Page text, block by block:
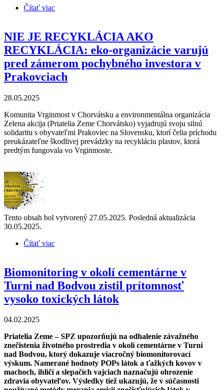
Čítať viac
NIE JE RECYKLÁCIA AKO
RECYKLÁCIA: eko-organizácie varujú
pred zámerom pochybného investora v
Prakovciach
28.05.2025
Komunita Vrginmost v Chorvátsku a environmentálna organizácia
Zelena akcija (Priatelia Zeme Chorvátsko) vyjadrujú svoju silnú
solidaritu s obyvateľmi Prakoviec na Slovensku, ktorí čelia príchodu
preukázateľne škodlivej prevádzky na recykláciu plastov, ktorá
predtým fungovala vo Vrginmoste.
Tento obsah bol vytvorený 27.05.2025. Posledná aktualizácia
30.05.2025.
Čítať viac
Biomonitoring v okolí cementárne v
Turni nad Bodvou zistil prítomnosť
vysoko toxických látok
04.02.2025
Priatelia Zeme – SPZ upozorňujú na odhalenie závažného
znečistenia životného prostredia v okolí cementárne v Turni
nad Bodvou, ktorý dokazuje viacročný biomonitorovací
výskum. Namerané hodnoty POPs látok a ťažkých kovov v
machoch, ihličí a slepačích vajciach naznačujú ohrozenie
zdravia obyvateľov. Výsledky tiež ukazujú, že v súčasnosti